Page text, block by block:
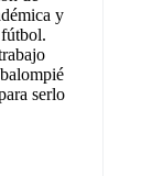
y
serlo